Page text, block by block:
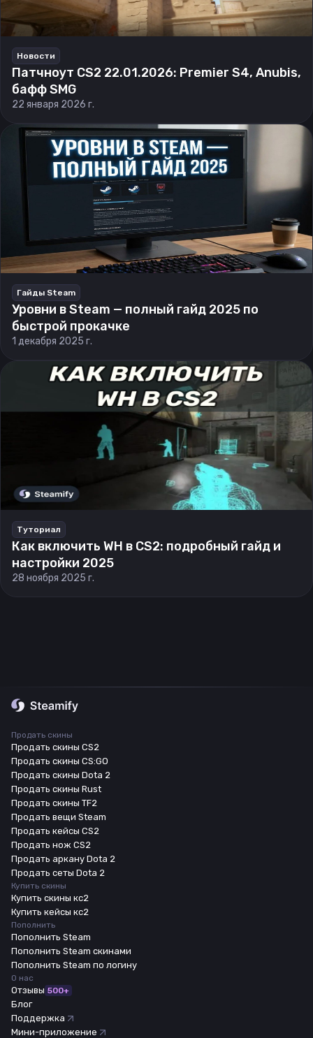
Новости
Патчноут CS2 22.01.2026: Premier S4, Anubis,
бафф SMG
22 января 2026 г.
Гайды Steam
Уровни в Steam — полный гайд 2025 по
быстрой прокачке
1 декабря 2025 г.
Туториал
Как включить WH в CS2: подробный гайд и
настройки 2025
28 ноября 2025 г.
Продать скины
Продать скины CS2
Продать скины CS:GO
Продать скины Dota 2
Продать скины Rust
Продать скины TF2
Продать вещи Steam
Продать кейсы CS2
Продать нож CS2
Продать аркану Dota 2
Продать сеты Dota 2
Купить скины
Купить скины кс2
Купить кейсы кс2
Пополнить
Пополнить Steam
Пополнить Steam скинами
Пополнить Steam по логину
О нас
Отзывы 500+
Блог
Поддержка
Мини-приложение